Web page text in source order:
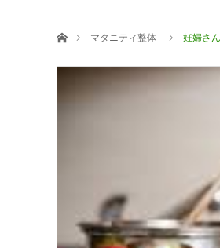
ホームマタニティ整体 妊婦さ